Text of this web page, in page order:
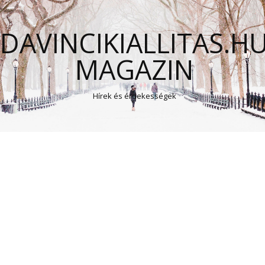
MAGAZIN
Hírek és érdekességek